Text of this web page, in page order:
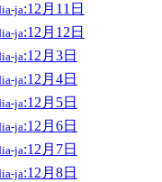
ja:12月11日
ja:12月12日
ja:12月3日
ja:12月4日
ja:12月5日
ja:12月6日
ja:12月7日
ja:12月8日